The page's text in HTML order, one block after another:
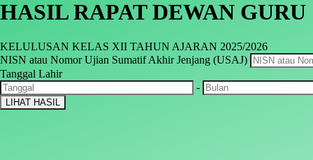
HASIL RAPAT DEWAN GURU
KELULUSAN KELAS XII TAHUN AJARAN 2025/2026
NISN atau Nomor Ujian Sumatif Akhir Jenjang (USAJ)
Tanggal Lahir
-
LIHAT HASIL